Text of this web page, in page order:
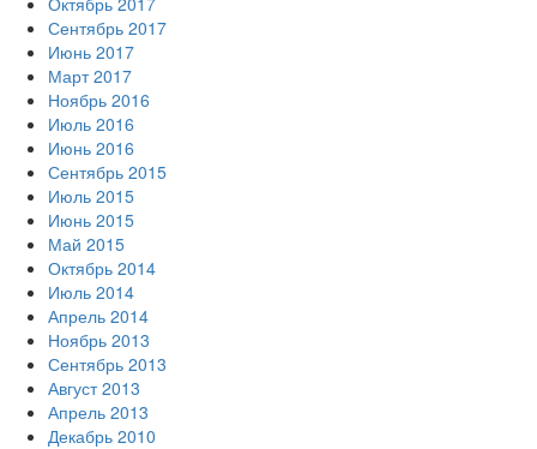
Сентябрь 2017
Июнь 2017
Март 2017
Ноябрь 2016
Июль 2016
Июнь 2016
Сентябрь 2015
Июль 2015
Июнь 2015
Май 2015
Октябрь 2014
Июль 2014
Апрель 2014
Ноябрь 2013
Сентябрь 2013
Август 2013
Апрель 2013
Декабрь 2010